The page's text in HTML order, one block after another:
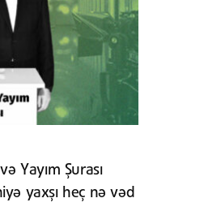
Yayım Şurası
yaxşı heç nə vəd